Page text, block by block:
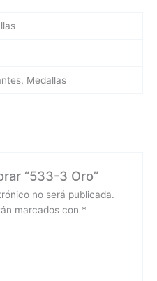
Medallas
“533-3 Oro”
no será publicada.
marcados con *